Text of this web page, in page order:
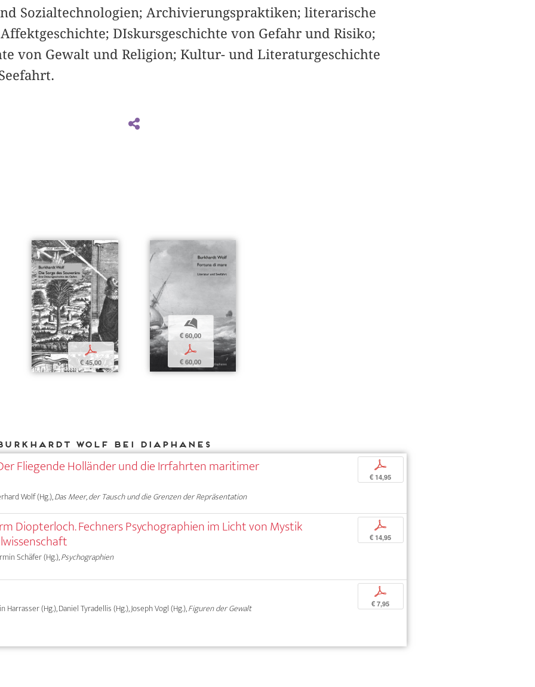
Sozialtechnologien; Archivierungspraktiken; literarische
DIskursgeschichte von Gefahr und Risiko;
von Gewalt und Religion; Kultur- und Literaturgeschichte
p
€ 45,00
b
€ 60,00
p
€ 60,00
Wolf bei DIAPHANES
Fliegende Holländer und die Irrfahrten maritimer
Wolf (Hg.),Das Meer, der Tausch und die Grenzen der Repräsentation
p
€ 14,95
Diopterloch. Fechners Psychographien im Licht von Mystik
Schäfer (Hg.),Psychographien
p
€ 14,95
Harrasser (Hg.), Daniel Tyradellis (Hg.), Joseph Vogl (Hg.),Figuren der Gewalt
p
€ 7,95